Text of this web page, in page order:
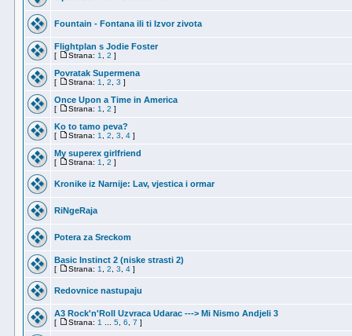
Fountain - Fontana ili ti Izvor zivota
Flightplan s Jodie Foster
[ Strana: 1 2 ]
Povratak Supermena
[ Strana: 1 2 3 ]
Once Upon a Time in America
[ Strana: 1 2 ]
Ko to tamo peva?
[ Strana: 1 2 3 4 ]
My superex girlfriend
[ Strana: 1 2 ]
Kronike iz Narnije: Lav, vjestica i ormar
RiNgeRaja
Potera za Sreckom
Basic Instinct 2 (niske strasti 2)
[ Strana: 1 2 3 4 ]
Redovnice nastupaju
A3 Rock'n'Roll Uzvraca Udarac ---> Mi Nismo Andjeli 3
[ Strana: 1 5 6 7 ]